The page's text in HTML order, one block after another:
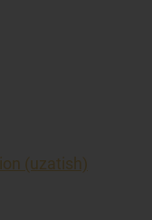
(uzatish)